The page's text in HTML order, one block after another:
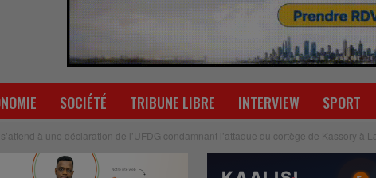
SOCIÉTÉ TRIBUNE LIBRE INTERVIEW SPORT
à une déclaration de l’UFDG condamnant l’attaque du cortège de Kassory à